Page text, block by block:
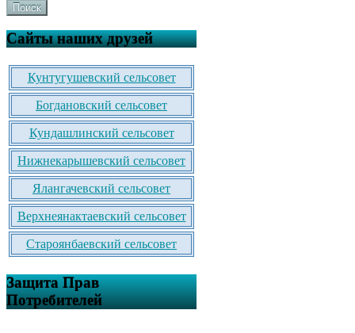
Поиск
Сайты наших друзей
Кунтугушевский сельсовет
Богдановский сельсовет
Кундашлинский сельсовет
Нижнекарышевский сельсовет
Ялангачевский сельсовет
Верхнеянактаевский сельсовет
Староянбаевский сельсовет
Защита Прав
Потребителей